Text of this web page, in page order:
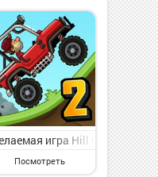
на Андроид -
игра Hill Climb
Посмотреть